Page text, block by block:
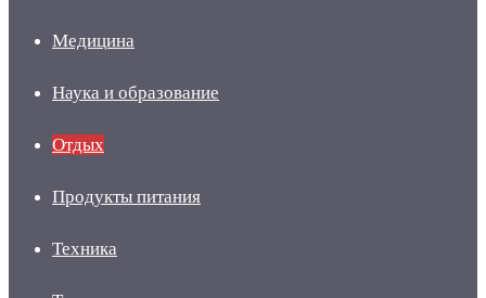
Медицина
Наука и образование
Отдых
Продукты питания
Техника